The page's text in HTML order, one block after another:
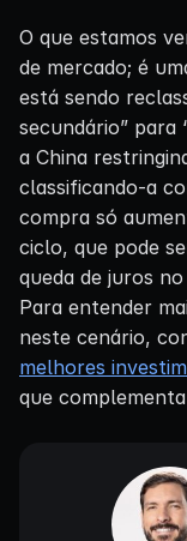
O que estamos
de mercado; é
está sendo
secundário” para
a China
classificando-a
compra só
ciclo, que pode
queda de juros
Para entender
neste cenário,
melhores
que